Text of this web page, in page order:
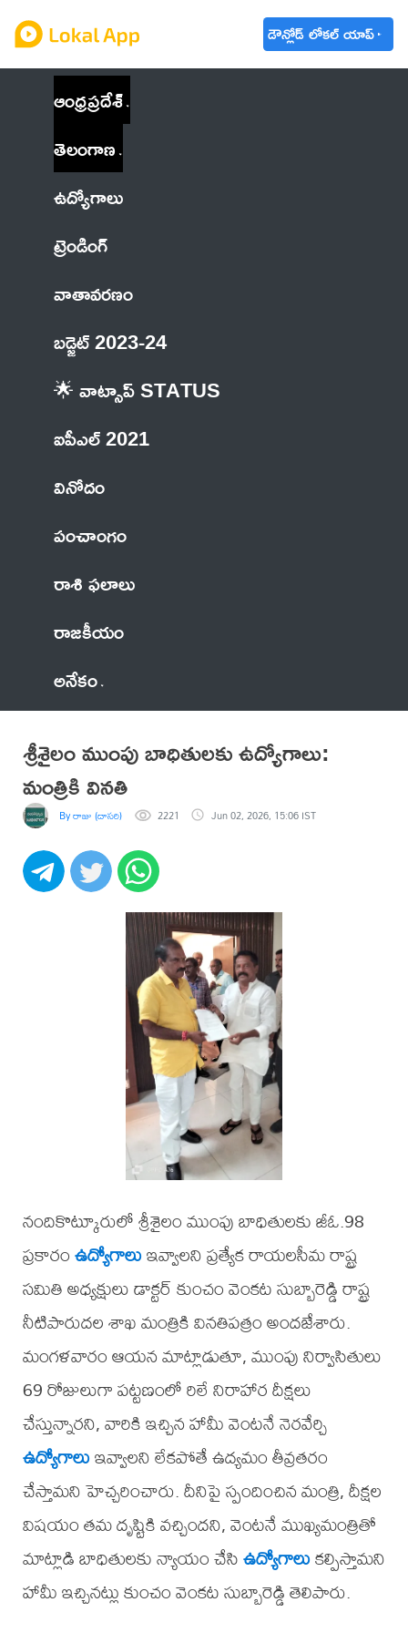
డౌన్లోడ్ లోకల్ యాప్
ఆంధ్రప్రదేశ్
తెలంగాణ
ఉద్యోగాలు
ట్రెండింగ్
వాతావరణం
బడ్జెట్ 2023-24
🌟 వాట్సాప్ STATUS
ఐపీఎల్ 2021
వినోదం
పంచాంగం
రాశి ఫలాలు
రాజకీయం
అనేకం
శ్రీశైలం ముంపు బాధితులకు ఉద్యోగాలు:
మంత్రికి వినతి
By రాజు (దాసరి) 2221 Jun 02, 2026, 15:06 IST
నందికొట్కూరులో శ్రీశైలం ముంపు బాధితులకు జీఓ.98
ప్రకారంఉద్యోగాలుఇవ్వాలని ప్రత్యేక రాయలసీమ రాష్ట్ర
సమితి అధ్యక్షులు డాక్టర్ కుంచం వెంకట సుబ్బారెడ్డి రాష్ట్ర
నీటిపారుదల శాఖ మంత్రికి వినతిపత్రం అందజేశారు.
మంగళవారం ఆయన మాట్లాడుతూ, ముంపు నిర్వాసితులు
69 రోజులుగా పట్టణంలో రిలే నిరాహార దీక్షలు
చేస్తున్నారని, వారికి ఇచ్చిన హామీ వెంటనే నెరవేర్చి
ఉద్యోగాలుఇవ్వాలని లేకపోతే ఉద్యమం తీవ్రతరం
చేస్తామని హెచ్చరించారు. దీనిపై స్పందించిన మంత్రి, దీక్షల
విషయం తమ దృష్టికి వచ్చిందని, వెంటనే ముఖ్యమంత్రితో
మాట్లాడి బాధితులకు న్యాయం చేసిఉద్యోగాలుకల్పిస్తామని
హామీ ఇచ్చినట్లు కుంచం వెంకట సుబ్బారెడ్డి తెలిపారు.